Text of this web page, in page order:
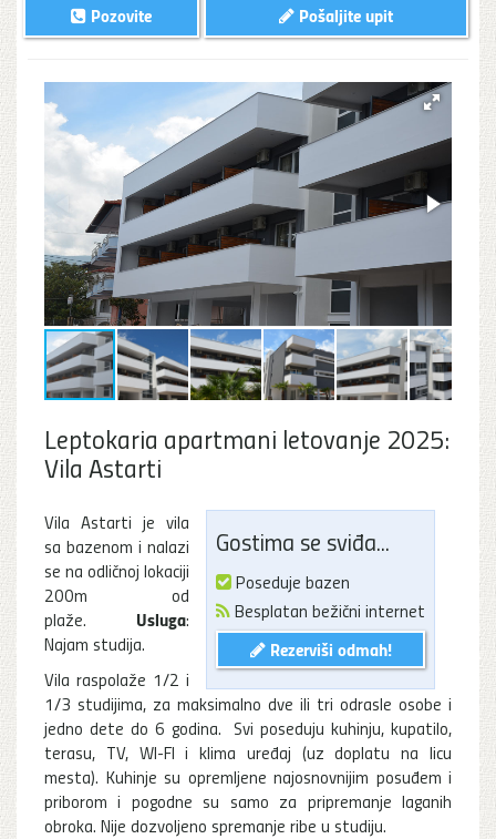
Pošaljite upit
Pozovite
Leptokaria apartmani letovanje 2025:
Vila Astarti
Gostima se sviđa...
Poseduje bazen
Besplatan bežični internet
Rezerviši odmah!
Vila Astarti je vila
sa bazenom i nalazi
se na odličnoj lokaciji
200m od
plaže. Usluga:
Najam studija.
Vila raspolaže 1/2 i
1/3 studijima, za maksimalno dve ili tri odrasle osobe i
jedno dete do 6 godina. Svi poseduju kuhinju, kupatilo,
terasu, TV, WI-FI i klima uređaj (uz doplatu na licu
mesta). Kuhinje su opremljene najosnovnijim posuđem i
priborom i pogodne su samo za pripremanje laganih
obroka. Nije dozvoljeno spremanje ribe u studiju.